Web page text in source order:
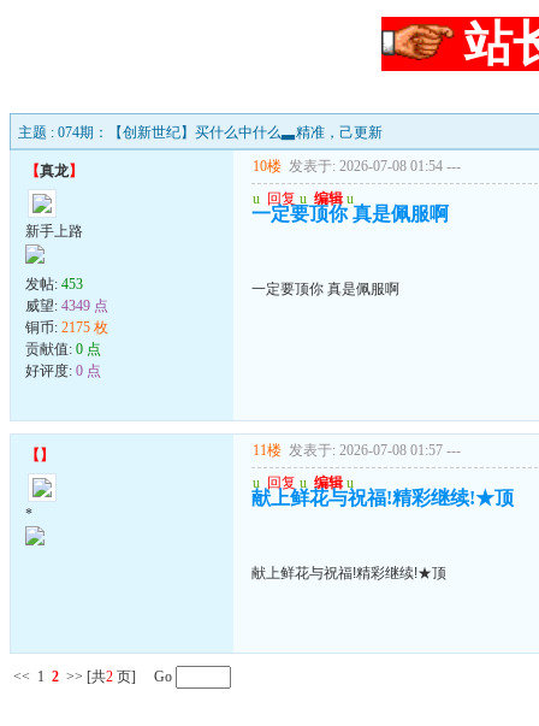
站
主题 : 074期：【创新世纪】买什么中什么▃精准，己更新
【真龙】
新手上路
发帖: 453
威望: 4349 点
铜币: 2175 枚
贡献值: 0 点
好评度: 0 点
10楼 发表于: 2026-07-08 01:54 ---
u 回复 u 编辑 u
一定要顶你 真是佩服啊
一定要顶你 真是佩服啊
【 】
*
11楼 发表于: 2026-07-08 01:57 ---
u 回复 u 编辑 u
献上鲜花与祝福!精彩继续!★顶
献上鲜花与祝福!精彩继续!★顶
<< 1 2 >> [共2 页] Go